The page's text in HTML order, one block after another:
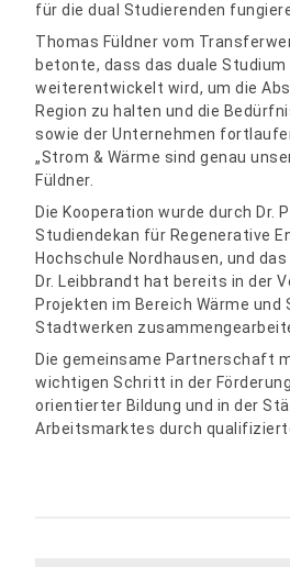
für die dual Studierenden
Thomas Füldner vom
betonte, dass das duale
weiterentwickelt wird, um die
Region zu halten und die
sowie der Unternehmen
„Strom & Wärme sind genau
Füldner.
Die Kooperation wurde durch Dr.
Studiendekan für Regenerative
Hochschule Nordhausen, und
Dr. Leibbrandt hat bereits in der
Projekten im Bereich Wärme
Stadtwerken
Die gemeinsame Partnerschaft
wichtigen Schritt in der
orientierter Bildung und in der
Arbeitsmarktes durch